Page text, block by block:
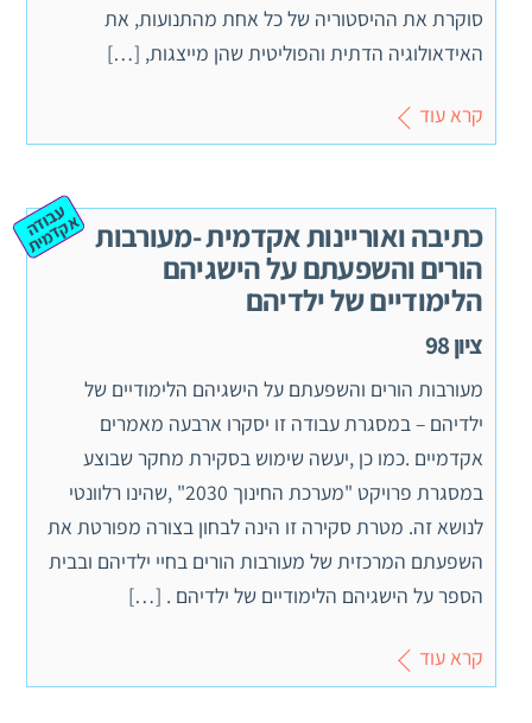
סוקרת את ההיסטוריה של כל אחת מהתנועות, את
האידאולוגיה הדתית והפוליטית שהן מייצגות, […]
קרא עוד
כתיבה ואוריינות אקדמית -מעורבות
הורים והשפעתם על הישגיהם
הלימודיים של ילדיהם
ציון 98
ע
ב
וד
ה
א
ק
ד
מ
ית
מעורבות הורים והשפעתם על הישגיהם הלימודיים של
ילדיהם – במסגרת עבודה זו יסקרו ארבעה מאמרים
אקדמיים .כמו כן ,יעשה שימוש בסקירת מחקר שבוצע
במסגרת פרויקט "מערכת החינוך 2030" ,שהינו רלוונטי
לנושא זה. מטרת סקירה זו הינה לבחון בצורה מפורטת את
השפעתם המרכזית של מעורבות הורים בחיי ילדיהם ובבית
הספר על הישגיהם הלימודיים של ילדיהם . […]
קרא עוד